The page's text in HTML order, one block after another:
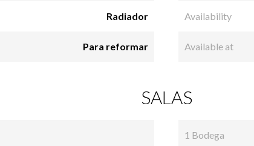
Radiador
Para reformar
Availability
Available at
SALAS
1 Bodega